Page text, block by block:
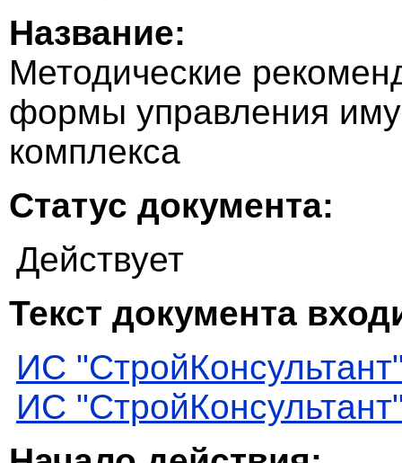
Название:
Методические
формы управления
комплекса
Статус документа:
Действует
Текст документа
ИС
ИС